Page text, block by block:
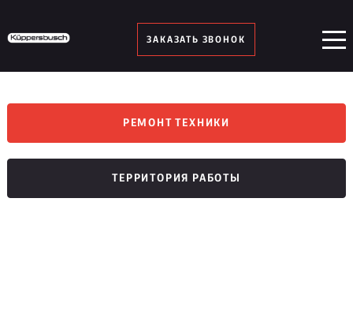
ЗАКАЗАТЬ ЗВОНОК
РЕМОНТ ТЕХНИКИ
ТЕРРИТОРИЯ РАБОТЫ